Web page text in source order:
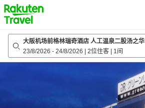
to
top
page
大阪机场前格林瑞奇酒店 人工温泉二股汤之华
23/8/2026 - 24/8/2026 2位住客 1间